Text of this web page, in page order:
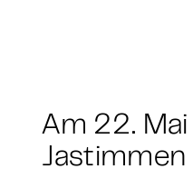
Am 22.